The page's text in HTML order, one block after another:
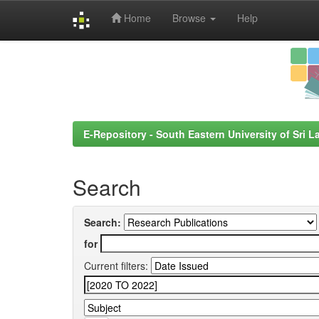
Home Browse Help
E-Repository - South Eastern University of Sri
Search
Search:
for
Current filters: